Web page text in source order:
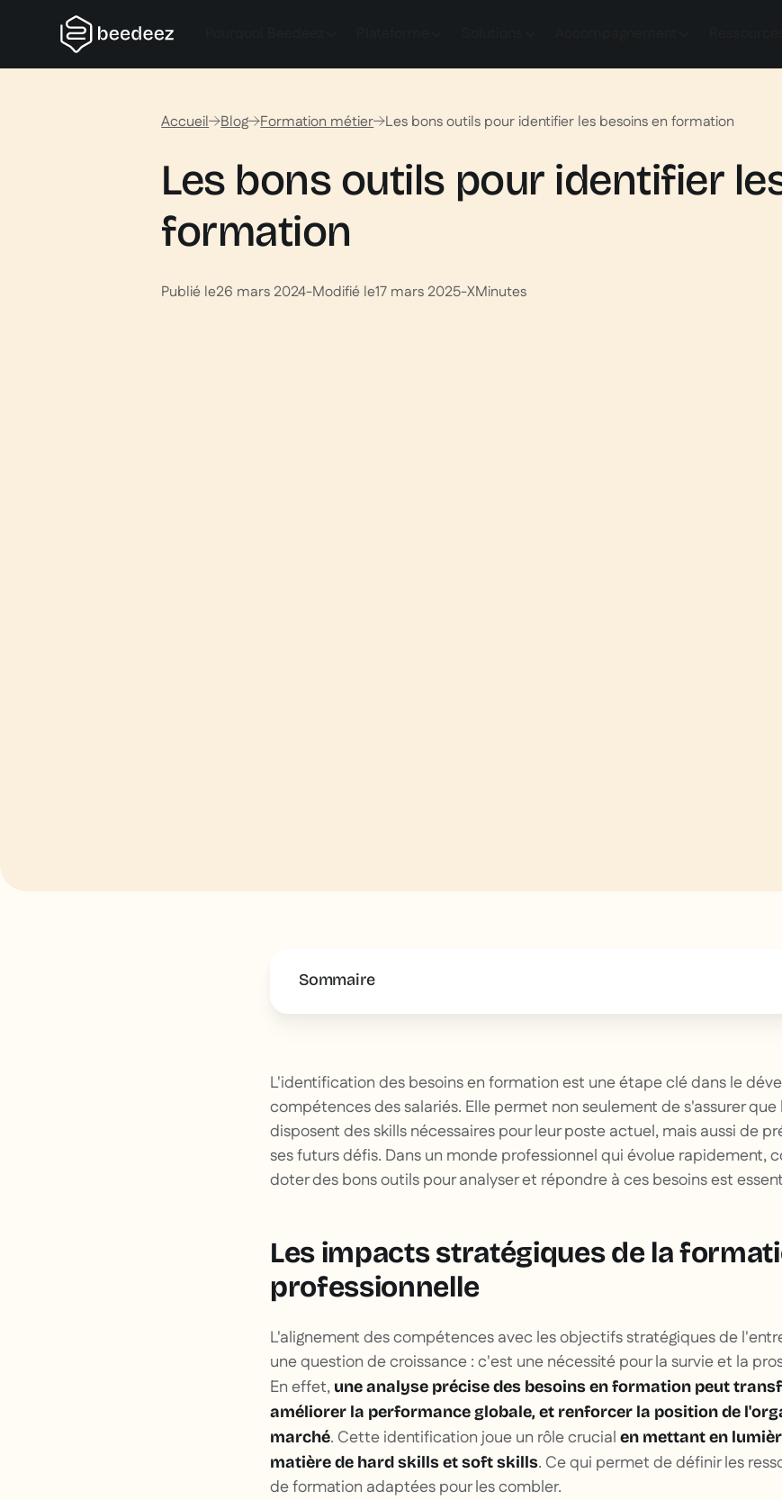
Accueil Blog Formation métier Les bons outils pour identifier les besoins en formation
Les bons outils pour identifier
formation
Publié le26 mars 2024-Modifié le17 mars 2025-XMinutes
Sommaire
L'identification des besoins en formation est une étape clé dans le
compétences des salariés. Elle permet non seulement de s'assurer
disposent des skills nécessaires pour leur poste actuel, mais aussi de
ses futurs défis. Dans un monde professionnel qui évolue rapidement,
doter des bons outils pour analyser et répondre à ces besoins est
Les impacts stratégiques de la
professionnelle
L'alignement des compétences avec les objectifs stratégiques de
une question de croissance : c'est une nécessité pour la survie et la
En effet, une analyse précise des besoins en formation peut
améliorer la performance globale, et renforcer la position de
marché. Cette identification joue un rôle crucial en mettant en
matière de hard skills et soft skills. Ce qui permet de définir les
de formation adaptées pour les combler.